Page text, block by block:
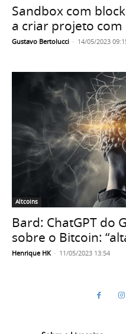
Sandbox com
a criar projeto com
Gustavo Bertolucci - 14/05/2023
Altcoins
Bard: ChatGPT do
sobre o Bitcoin:
Henrique HK - 11/05/2023 13:54